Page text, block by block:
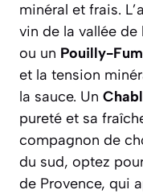
minéral et frais.
vin de la vallée
ou un Pouilly-
et la tension
la sauce. Un
pureté et sa
compagnon de
du sud, optez
de Provence, qui